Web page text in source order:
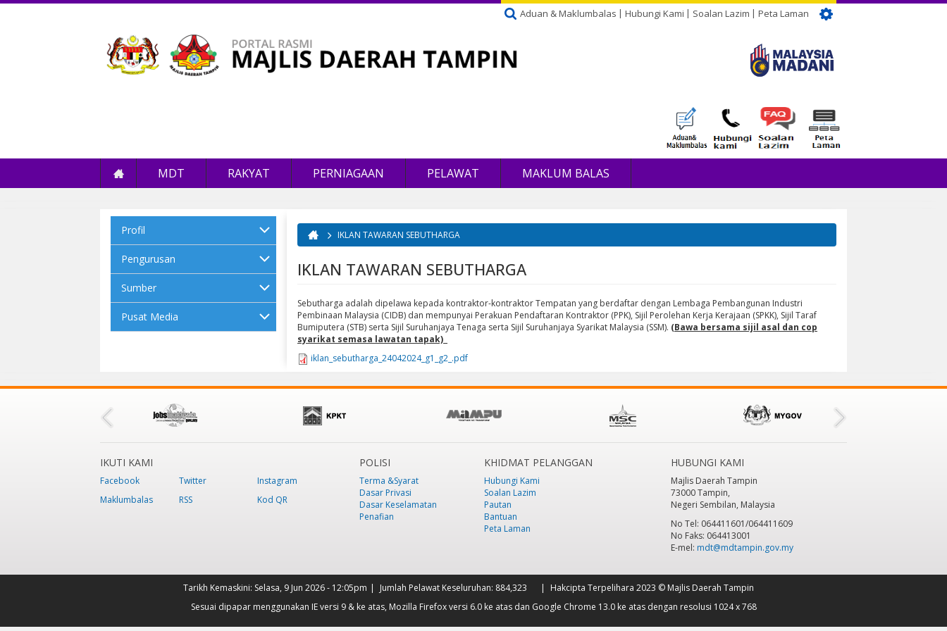
Aduan & Maklumbalas Hubungi Kami Soalan Lazim Peta Laman
MDT RAKYAT PERNIAGAAN PELAWAT MAKLUM BALAS
Profil
Pengurusan
Sumber
Pusat Media
Anda di sini
IKLAN TAWARAN SEBUTHARGA
IKLAN TAWARAN SEBUTHARGA
Sebutharga adalah dipelawa kepada kontraktor-kontraktor Tempatan yang berdaftar dengan Lembaga Pembangunan Industri
Pembinaan Malaysia (CIDB) dan mempunyai Perakuan Pendaftaran Kontraktor (PPK), Sijil Perolehan Kerja Kerajaan (SPKK), Sijil Taraf
Bumiputera (STB) serta Sijil Suruhanjaya Tenaga serta Sijil Suruhanjaya Syarikat Malaysia (SSM). (Bawa bersama sijil asal dan cop
syarikat semasa lawatan tapak)
iklan_sebutharga_24042024_g1_g2_.pdf
IKUTI KAMI
Facebook Twitter
Instagram
Maklumbalas
RSS Kod QR
POLISI
Terma &Syarat
Dasar Privasi
Dasar Keselamatan
Penafian
KHIDMAT PELANGGAN
Hubungi Kami
Soalan Lazim
Pautan
Bantuan
Peta Laman
HUBUNGI KAMI
Majlis Daerah Tampin
73000 Tampin,
Negeri Sembilan, Malaysia
No Tel: 064411601/064411609
No Faks: 064413001
E-mel: mdt@mdtampin.gov.my
Tarikh Kemaskini: Selasa, 9 Jun 2026 - 12:05pm Jumlah Pelawat Keseluruhan: 884,323
Hakcipta Terpelihara 2023 © Majlis Daerah Tampin
Sesuai dipapar menggunakan IE versi 9 & ke atas, Mozilla Firefox versi 6.0 ke atas dan Google Chrome 13.0 ke atas dengan resolusi 1024 x 768